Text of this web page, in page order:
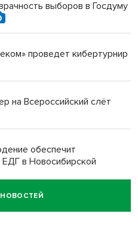
за избиение врачей
выборов в Госдуму
проведет кибертурнир
на Всероссийский слёт
обеспечит
ЕДГ в Новосибирской
объявляет